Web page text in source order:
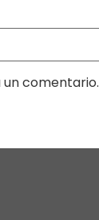
comentario.